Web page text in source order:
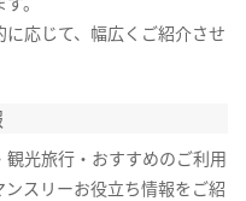
応じて、幅広くご紹介させ
光旅行・おすすめのご利用
スリーお役立ち情報をご紹